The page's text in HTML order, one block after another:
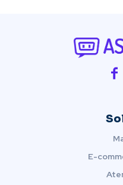
E-